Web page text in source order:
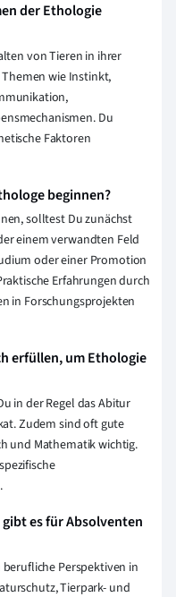
der Ethologie
von Tieren in ihrer
wie Instinkt,
Du
Faktoren
beginnen?
solltest Du zunächst
einem verwandten Feld
oder einer Promotion
Erfahrungen durch
in Forschungsprojekten
erfüllen, um Ethologie
in der Regel das Abitur
Zudem sind oft gute
und Mathematik wichtig.
es für Absolventen
Perspektiven in
Tierpark- und